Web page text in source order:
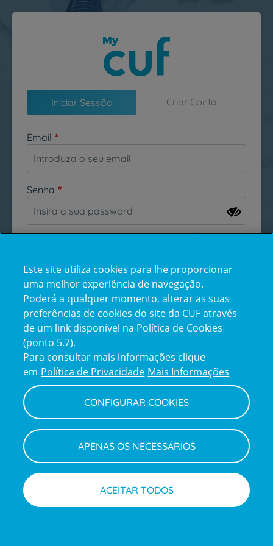
Passar para o conteúdo principal
Iniciar Sessão Criar Conta
Email
Senha
Esqueceu-se da sua password?
Inicie sessão com a Apple
Centro de Apoio ao Cliente | Política de Privacidade e Cookies
Este site utiliza cookies para lhe proporcionar
uma melhor experiência de navegação.
Poderá a qualquer momento, alterar as suas
preferências de cookies do site da CUF através
de um link disponível na Política de Cookies
(ponto 5.7).
Para consultar mais informações clique
em Política de Privacidade Mais Informações
CONFIGURAR COOKIES
APENAS OS NECESSÁRIOS
ACEITAR TODOS